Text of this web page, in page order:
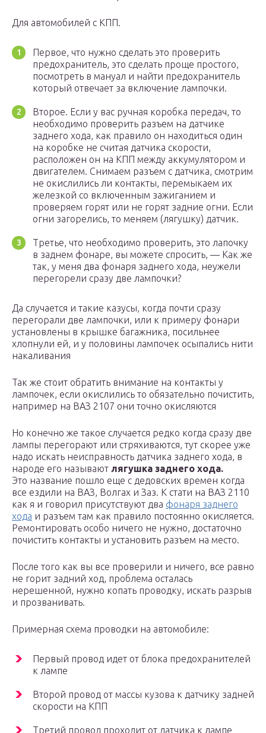
Для автомобилей с КПП.
Первое, что нужно сделать это проверить
предохранитель, это сделать проще простого,
посмотреть в мануал и найти предохранитель
который отвечает за включение лампочки.
Второе. Если у вас ручная коробка передач, то
необходимо проверить разъем на датчике
заднего хода, как правило он находиться один
на коробке не считая датчика скорости,
расположен он на КПП между аккумулятором и
двигателем. Снимаем разъем с датчика, смотрим
не окислились ли контакты, перемыкаем их
железкой со включенным зажиганием и
проверяем горят или не горят задние огни. Если
огни загорелись, то меняем (лягушку) датчик.
Третье, что необходимо проверить, это лапочку
в заднем фонаре, вы можете спросить, — Как же
так, у меня два фонаря заднего хода, неужели
перегорели сразу две лампочки?
Да случается и такие казусы, когда почти сразу
перегорали две лампочки, или к примеру фонари
установлены в крышке багажника, посильнее
хлопнули ей, и у половины лампочек осыпались нити
накаливания
Так же стоит обратить внимание на контакты у
лампочек, если окислились то обязательно почистить,
например на ВАЗ 2107 они точно окисляются
Но конечно же такое случается редко когда сразу две
лампы перегорают или стряхиваются, тут скорее уже
надо искать неисправность датчика заднего хода, в
народе его называют лягушка заднего хода.
Это название пошло еще с дедовских времен когда
все ездили на ВАЗ, Волгах и Заз. К стати на ВАЗ 2110
как я и говорил присутствуют два фонаря заднего
хода и разъем там как правило постоянно окисляется.
Ремонтировать особо ничего не нужно, достаточно
почистить контакты и установить разъем на место.
После того как вы все проверили и ничего, все равно
не горит задний ход, проблема осталась
нерешенной, нужно копать проводку, искать разрыв
и прозванивать.
Примерная схема проводки на автомобиле:
Первый провод идет от блока предохранителей
к лампе
Второй провод от массы кузова к датчику задней
скорости на КПП
Третий провод проходит от датчика к лампе